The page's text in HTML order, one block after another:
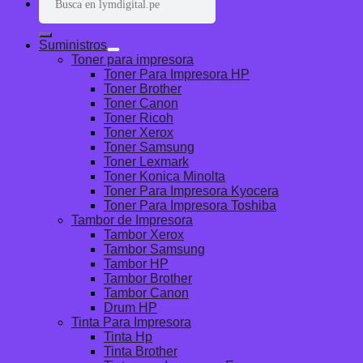
por:
Suministros
Toner para impresora
Toner Para Impresora HP
Toner Brother
Toner Canon
Toner Ricoh
Toner Xerox
Toner Samsung
Toner Lexmark
Toner Konica Minolta
Toner Para Impresora Kyocera
Toner Para Impresora Toshiba
Tambor de Impresora
Tambor Xerox
Tambor Samsung
Tambor HP
Tambor Brother
Tambor Canon
Drum HP
Tinta Para Impresora
Tinta Hp
Tinta Brother